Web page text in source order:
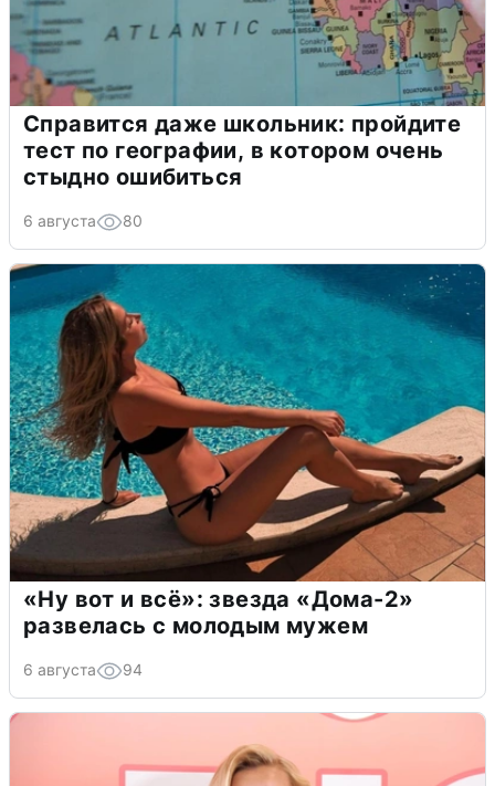
Справится даже школьник: пройдите
тест по географии, в котором очень
стыдно ошибиться
6 августа 80
«Ну вот и всё»: звезда «Дома-2»
развелась с молодым мужем
6 августа 94